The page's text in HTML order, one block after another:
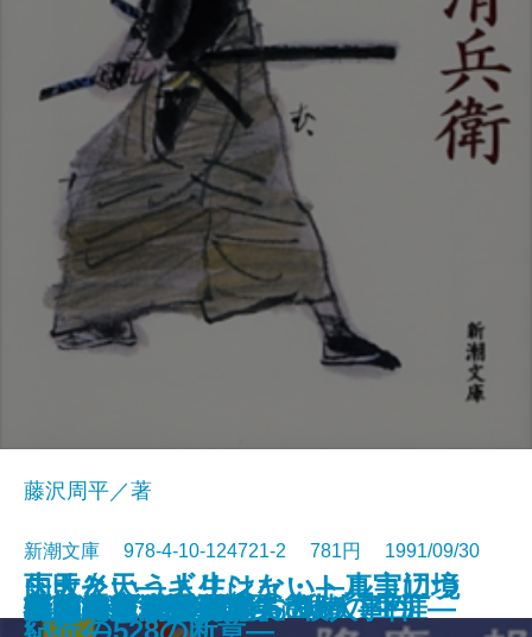
状況曲線〔下〕
凶夢など30
縛られた巨人―南方熊楠の生涯―
異人たちとの夏
ひざまずいて足をお舐め
仮釈放
ふたり
哀愁の町に霧が降るのだ〔上〕
哀愁の町に霧が降るのだ〔下〕
たそがれ清兵衛
藤沢周平／著
新潮文庫 978-4-10-124721-2 781円 1991/09/30
一夢庵風流記
新編 宮沢賢治詩集
雨天炎天―ギリシャ・トルコ辺境
紀行―
特急「あさしお3号」殺人事件
レパントの海戦
失敗という人生はない―真実につ
いての528の断章―
風流江戸雀
黒幕
新橋烏森口青春篇
ロードス島攻防記